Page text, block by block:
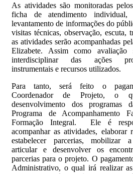
As atividades são monitoradas
ficha de atendimento individual,
levantamento de informações do
visitas técnicas, observação, escuta,
as atividades serão acompanhadas
Elizabete. Assim como avaliação
interdisciplinar das ações
instrumentais e recursos utilizados.
Para tanto, será feito o
Coordenador de Projeto, o
desenvolvimento dos programas
Programa de Acompanhamento
Formação Integral. Ele é
acompanhar as atividades, elaborar
estabelecer parcerias, mobilizar
articular e desenvolver os
parcerias para o projeto. O
Administrativo, o qual irá realizar